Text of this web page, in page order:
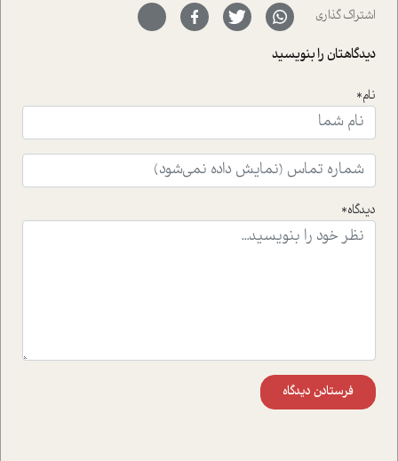
سر نهاده است و نیز کرامت عزیز زاده؛ سفیر صلح و دوستی که
با رکاب زدن در بیش از هفتاد کشور و کاشتن درخت، به نماد
حمایت از محیط زیست و منابع طبیعی تبدیل گشته
است.فصل روایت اجنبی ها در این شماره به دو موضوع
ای که به زندگی شگفت انگیز جین گودال و تاثیرات کاوش های
ایشان در حوزه ی شامپانزه ها بر زندگی امروزی ما نگاهی
افکنده است.فصل اتاق 333 شما را پای صحبت یک تجربه ی
واقعی در ارتباط با اختلال شخصیت اسکزوئید و مشکلات و نیز
راهکارهای حل آن قرار می دهد که در اتاق درمان اتفاق افتاده
موثرترین راهکارهای استفاده از هوش مصنوعی در حوزه های
اشتراک گذاری
دیدگاهتان را بنویسید
نام*
دیدگاه*
فرستادن دیدگاه